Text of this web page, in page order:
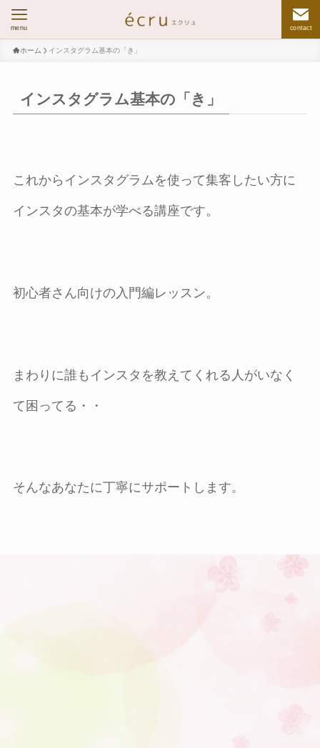
contact
menu
ホーム インスタグラム基本の「き」
インスタグラム基本の「き」
これからインスタグラムを使って集客したい方に
インスタの基本が学べる講座です。
初心者さん向けの入門編レッスン。
まわりに誰もインスタを教えてくれる人がいなく
て困ってる・・
そんなあなたに丁寧にサポートします。